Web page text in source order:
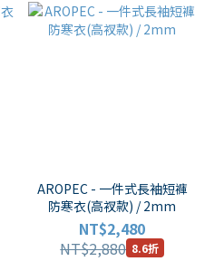
AROPEC - 一件式長袖短褲
防寒衣(高衩款) / 2mm
NT$2,480
NT$2,880 8.6折